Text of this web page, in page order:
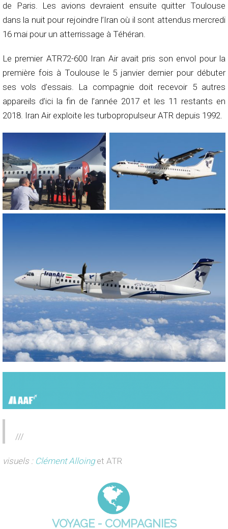
de Paris. Les avions devraient ensuite quitter Toulouse
dans la nuit pour rejoindre l’Iran où il sont attendus mercredi
16 mai pour un atterrissage à Téhéran.
Le premier ATR72-600 Iran Air avait pris son envol pour la
première fois à Toulouse le 5 janvier dernier pour débuter
ses vols d’essais. La compagnie doit recevoir 5 autres
appareils d’ici la fin de l’année 2017 et les 11 restants en
2018. Iran Air exploite les turbopropulseur ATR depuis 1992.
///
visuels : Clément Alloing et ATR
VOYAGE - COMPAGNIES